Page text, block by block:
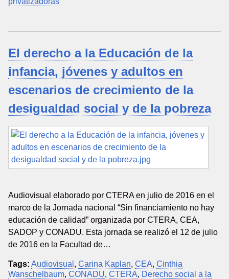
El derecho a la Educación de la
infancia, jóvenes y adultos en
escenarios de crecimiento de la
desigualdad social y de la pobreza
Audiovisual elaborado por CTERA en julio de 2016 en el
marco de la Jornada nacional “Sin financiamiento no hay
educación de calidad” organizada por CTERA, CEA,
SADOP y CONADU. Esta jornada se realizó el 12 de julio
de 2016 en la Facultad de…
Tags: Audiovisual , Carina Kaplan, CEA, Cinthia
Wanschelbaum, CONADU, CTERA, Derecho social a la